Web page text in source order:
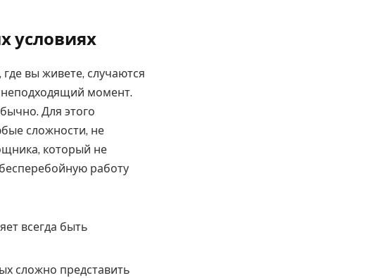
условиях
вы живете, случаются
неподходящий момент.
Для этого
сложности, не
который не
работу
всегда быть
сложно представить